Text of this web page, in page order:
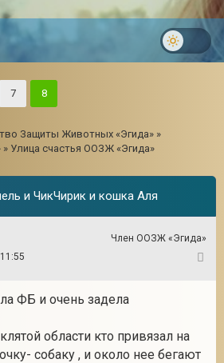
7 8
Защиты Животных «Эгида» »
» Улица счастья ООЗЖ «Эгида»
и ЧикЧирик и кошка Аля
Член ООЗЖ «Эгида»
ФБ и очень задела
области кто привязал на
собаку , и около нее бегают